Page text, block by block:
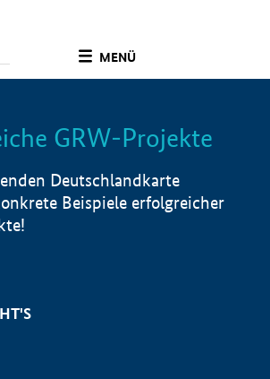
MENÜ
Info
GRW-Projekte
Deutschlandkarte
Beispiele erfolgreicher